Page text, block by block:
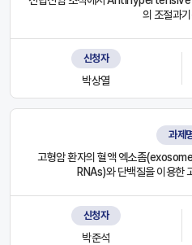
의 조절과
신청자
박상열
과제
고형암 환자의 혈액 엑소좀
RNAs)와 단백질을 이용한
신청자
박준석